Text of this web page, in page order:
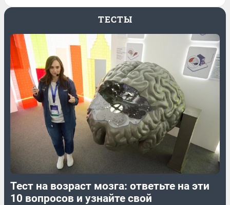
ТЕСТЫ
Тест на возраст мозга: ответьте на эти
10 вопросов и узнайте свой